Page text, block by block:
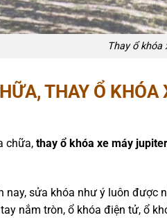
Thay ổ khóa
THAY Ổ
chữa, thay ổ khóa xe máy
nay, sửa khóa như ý luôn được
nắm tròn, ổ khóa điện tử, ổ